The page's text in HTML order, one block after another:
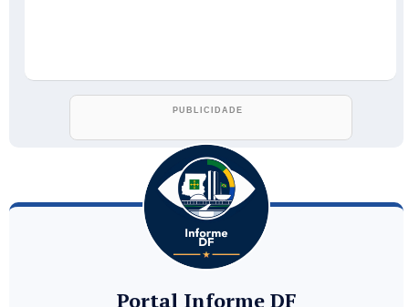
Portal Informe DF